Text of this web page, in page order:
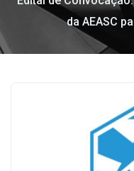
da AEASC